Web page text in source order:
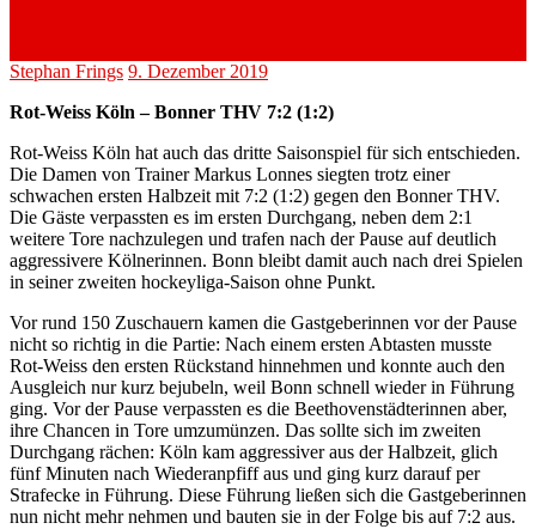
Stephan Frings 9. Dezember 2019
Rot-Weiss Köln – Bonner THV 7:2 (1:2)
Rot-Weiss Köln hat auch das dritte Saisonspiel für sich entschieden.
Die Damen von Trainer Markus Lonnes siegten trotz einer
schwachen ersten Halbzeit mit 7:2 (1:2) gegen den Bonner THV.
Die Gäste verpassten es im ersten Durchgang, neben dem 2:1
weitere Tore nachzulegen und trafen nach der Pause auf deutlich
aggressivere Kölnerinnen. Bonn bleibt damit auch nach drei Spielen
in seiner zweiten hockeyliga-Saison ohne Punkt.
Vor rund 150 Zuschauern kamen die Gastgeberinnen vor der Pause
nicht so richtig in die Partie: Nach einem ersten Abtasten musste
Rot-Weiss den ersten Rückstand hinnehmen und konnte auch den
Ausgleich nur kurz bejubeln, weil Bonn schnell wieder in Führung
ging. Vor der Pause verpassten es die Beethovenstädterinnen aber,
ihre Chancen in Tore umzumünzen. Das sollte sich im zweiten
Durchgang rächen: Köln kam aggressiver aus der Halbzeit, glich
fünf Minuten nach Wiederanpfiff aus und ging kurz darauf per
Strafecke in Führung. Diese Führung ließen sich die Gastgeberinnen
nun nicht mehr nehmen und bauten sie in der Folge bis auf 7:2 aus.